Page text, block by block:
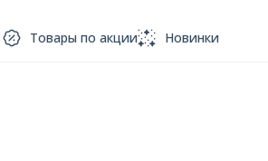
Товары по акции Новинки